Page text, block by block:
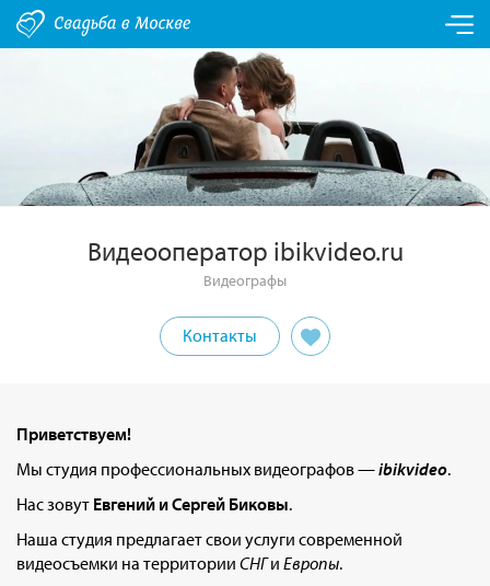
Видеооператор ibikvideo.ru
Видеографы
Контакты
Приветствуем!
Мы студия профессиональных видеографов —ibikvideo.
Нас зовут Евгений и Сергей Биковы.
Наша студия предлагает свои услуги современной
видеосъемки на территории СНГи Европы.